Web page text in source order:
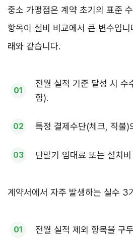
중소 가맹점은 계약 초기의 표준
항목이 실비 비교에서 큰 변수입
래와 같습니다.
전월 실적 기준 달성 시 수
함).
특정 결제수단(체크, 직불)
단말기 임대료 또는 설치
계약서에서 자주 발생하는 실수 3
전월 실적 제외 항목을 구